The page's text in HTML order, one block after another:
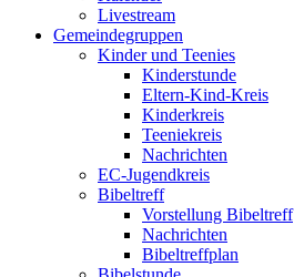
Livestream
Gemeindegruppen
Kinder und Teenies
Kinderstunde
Eltern-Kind-Kreis
Kinderkreis
Teeniekreis
Nachrichten
EC-Jugendkreis
Bibeltreff
Vorstellung Bibeltreff
Nachrichten
Bibeltreffplan